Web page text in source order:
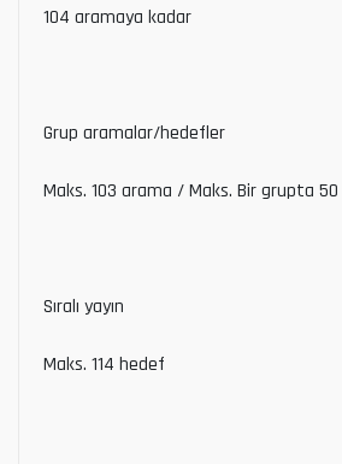
104 aramaya kadar
Grup aramalar/hedefler
Maks. 103 arama / Maks. Bir grupta
Sıralı yayın
Maks. 114 hedef